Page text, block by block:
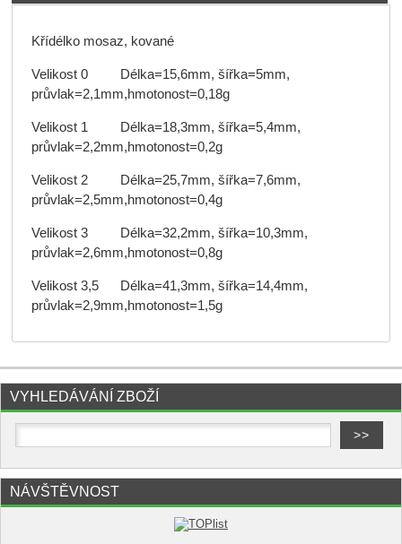
Křídélko mosaz, kované
Velikost 0 Délka=15,6mm, šířka=5mm,
průvlak=2,1mm,hmotonost=0,18g
Velikost 1 Délka=18,3mm, šířka=5,4mm,
průvlak=2,2mm,hmotonost=0,2g
Velikost 2 Délka=25,7mm, šířka=7,6mm,
průvlak=2,5mm,hmotonost=0,4g
Velikost 3 Délka=32,2mm, šířka=10,3mm,
průvlak=2,6mm,hmotonost=0,8g
Velikost 3,5 Délka=41,3mm, šířka=14,4mm,
průvlak=2,9mm,hmotonost=1,5g
VYHLEDÁVÁNÍ ZBOŽÍ
NÁVŠTĚVNOST